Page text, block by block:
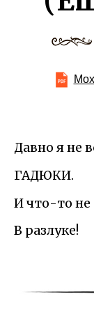
Давно я не
ГАДЮКИ.
И что-то не
В разлуке!